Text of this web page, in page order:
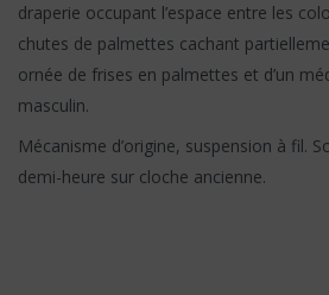
draperie occupant l’espace entre les
chutes de palmettes cachant
ornée de frises en palmettes et d’un
masculin.
Mécanisme d’origine, suspension à fil.
demi-heure sur cloche ancienne.